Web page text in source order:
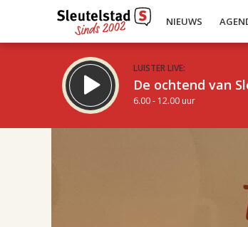
NIEUWS
LUISTER LIVE:
De ochtend van
6.00 - 12.00 uur